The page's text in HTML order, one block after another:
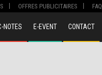
OFFRES PUBLICITAIRES FAQ
NOTES E-EVENT CONTACT